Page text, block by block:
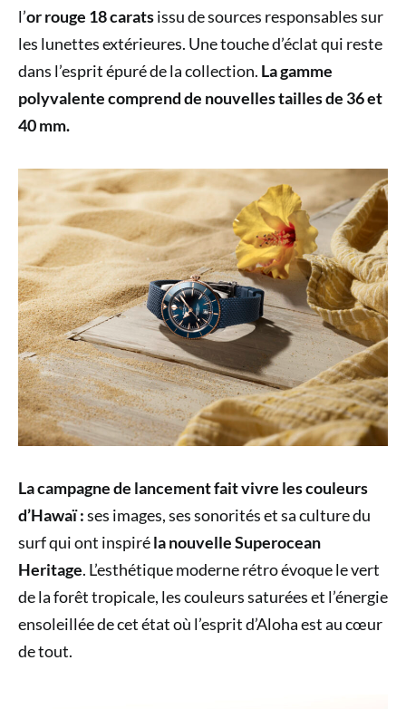
l’or rouge 18 caratsissu de sources responsables sur
les lunettes extérieures. Une touche d’éclat qui reste
dans l’esprit épuré de la collection. La gamme
polyvalente comprend de nouvelles tailles de 36 et
40 mm.
La campagne de lancement fait vivre les couleurs
d’Hawaï :ses images, ses sonorités et sa culture du
surf qui ont inspiréla nouvelle Superocean
Heritage. L’esthétique moderne rétro évoque le vert
de la forêt tropicale, les couleurs saturées et l’énergie
ensoleillée de cet état où l’esprit d’Aloha est au cœur
de tout.